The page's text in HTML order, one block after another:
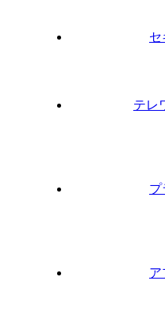
セ
テレ
プ
ア